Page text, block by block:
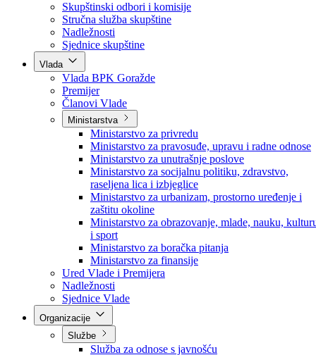
Poslanici po strankama
Poslanici po klubovima naroda
Kolegij skupštine
Skupštinski odbori i komisije
Stručna služba skupštine
Nadležnosti
Sjednice skupštine
Vlada
Vlada BPK Goražde
Premijer
Članovi Vlade
Ministarstva
Ministarstvo za privredu
Ministarstvo za pravosuđe, upravu i radne odnose
Ministarstvo za unutrašnje poslove
Ministarstvo za socijalnu politiku, zdravstvo,
raseljena lica i izbjeglice
Ministarstvo za urbanizam, prostorno uređenje i
zaštitu okoline
Ministarstvo za obrazovanje, mlade, nauku,
i sport
Ministarstvo za boračka pitanja
Ministarstvo za finansije
Ured Vlade i Premijera
Nadležnosti
Sjednice Vlade